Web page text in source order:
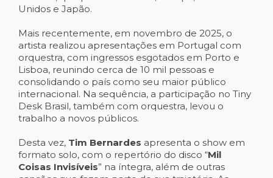
Unidos e Japão.
Mais recentemente, em novembro de 2025, o
artista realizou apresentações em Portugal com
orquestra, com ingressos esgotados em Porto e
Lisboa, reunindo cerca de 10 mil pessoas e
consolidando o país como seu maior público
internacional. Na sequência, a participação no Tiny
Desk Brasil, também com orquestra, levou o
trabalho a novos públicos.
Desta vez, Tim Bernardes apresenta o show em
formato solo, com o repertório do disco “Mil
Coisas Invisíveis” na íntegra, além de outras